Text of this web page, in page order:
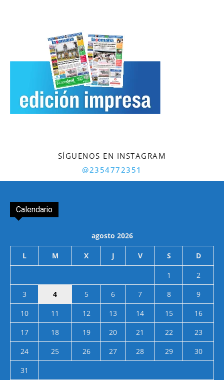
SÍGUENOS EN INSTAGRAM
@2354772351
Calendario
agosto 2026
L M X J V S D
1
2
3
4 5 6 7 8
9
10
11 12 13 14 15
16
17
18 19 20 21 22
23
24
25 26 27 28 29
30
31